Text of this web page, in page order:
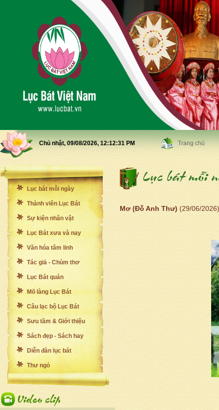
Chủ nhật, 09/08/2026, 12:12:33 PM Trang chủ
Lục bát mỗi ngày
Thành viên Lục Bát
Sự kiện nhân vật
Lục Bát xưa và nay
Văn hóa tâm linh
Tác giả - Chùm thơ
Lục Bát quán
Mõ làng Lục Bát
Câu lạc bộ Lục Bát
Sưu tầm & Giới thiệu
Sách đẹp - Sách hay
Diễn đàn lục bát
Thư ngỏ
Mơ (Đỗ Anh Thư) (29/06/2026)